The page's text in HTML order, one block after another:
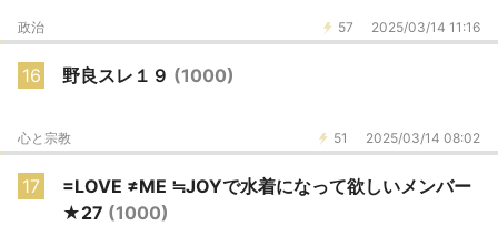
57 2025/03/14 11:16
政治
16 野良スレ１９ (1000)
51 2025/03/14 08:02
心と宗教
17
=LOVE ≠ME ≒JOYで水着になって欲しいメンバー
★27 (1000)